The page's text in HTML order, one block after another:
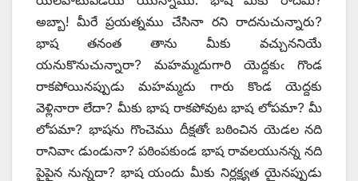
అబ్బా! మీరే ప్రయత్నము చేసినా రని రాదనుచున్నారు?
భాష తనంత తాను మీకు వచ్చుననియే
యనుకొనుచున్నారా? మహమ్మదుగారి యెద్దకుఁ గొండ
రాకపోయినప్పుడు మహమ్మదు గారు కొండ యెద్దకు
వెళ్లినారా లేదా? మీకు భాష రాకపోవుట భాష లోపమా? మీ
లోపమా? భాషను గొంచెము దీక్షతోఁ బఠించిన యెడల నది
రానివాఁ డుండునా? పఠింపకుండ భాష రావలయునన్న నది
పైపైన నున్నదా? భాష యందు మీకు నిర్లక్ష్యత యైనప్పుడు